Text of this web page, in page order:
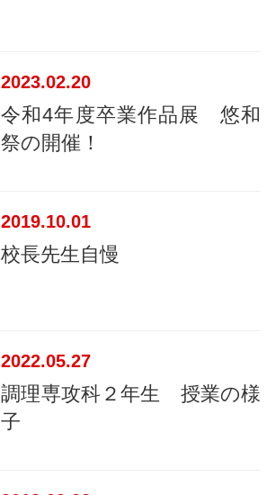
2023 02.20
令和4年度卒業作品展 悠和
祭の開催！
2019 10.01
校長先生自慢
2022 05.27
調理専攻科２年生 授業の様
子